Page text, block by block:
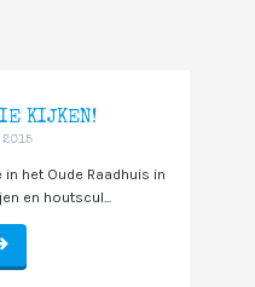
KIJKEN!
het Oude Raadhuis in
en houtscul...